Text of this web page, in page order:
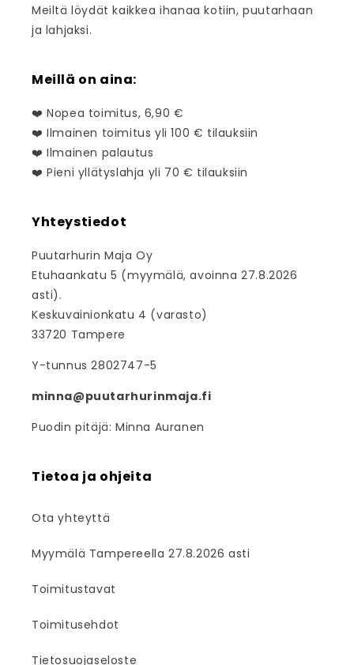
Meiltä löydät kaikkea ihanaa kotiin, puutarhaan
ja lahjaksi.
Meillä on aina:
❤️ Nopea toimitus, 6,90 €
❤️ Ilmainen toimitus yli 100 € tilauksiin
❤️ Ilmainen palautus
❤️ Pieni yllätyslahja yli 70 € tilauksiin
Yhteystiedot
Puutarhurin Maja Oy
Etuhaankatu 5 (myymälä, avoinna 27.8.2026
asti).
Keskuvainionkatu 4 (varasto)
33720 Tampere
Y-tunnus 2802747-5
minna@puutarhurinmaja.fi
Puodin pitäjä: Minna Auranen
Tietoa ja ohjeita
Ota yhteyttä
Myymälä Tampereella 27.8.2026 asti
Toimitustavat
Toimitusehdot
Tietosuojaseloste